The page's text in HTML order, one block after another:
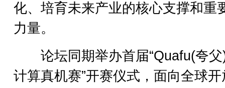
化、培育未来产业的核心支撑和重
力量。
论坛同期举办首届“Quafu(夸父
计算真机赛”开赛仪式，面向全球